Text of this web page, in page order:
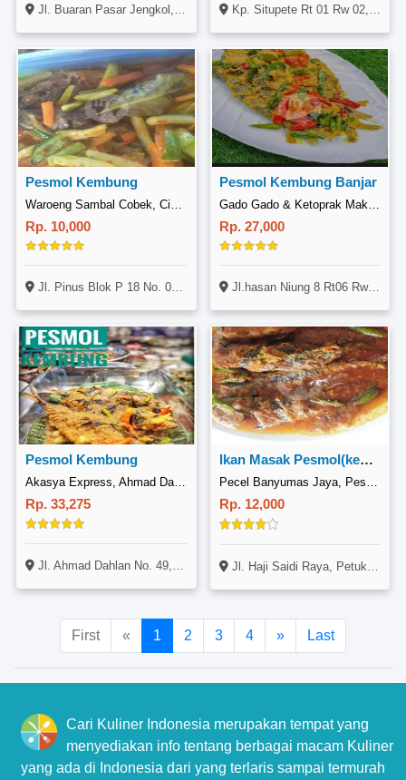
Jl. Buaran Pasar Jengkol, Babakan, Setu, Tangerang Kp. Situpete Rt 01 Rw 02, Kel. Sukadamai, Kec. Tanah Sareal
Pesmol Kembung
Waroeng Sambal Cobek, Cibitung
Rp. 10,000
Jl. Pinus Blok P 18 No. 07, Cibitung, Bekasi
Pesmol Kembung Banjar
Gado Gado & Ketoprak Mak Yayah, Tanah Baru Beji
Rp. 27,000
Jl.hasan Niung 8 Rt06 Rw02 ( Di Dalam Pemancingan Bang Nur Kholis) Kel Tanah Baru Kec.baji Depok
Pesmol Kembung
Akasya Express, Ahmad Dahlan
Rp. 33,275
Jl. Ahmad Dahlan No. 49, Pondok Indah, Jakarta
Ikan Masak Pesmol(kembung / Bandeng)
Pecel Banyumas Jaya, Pesanggrahan
Rp. 12,000
Jl. Haji Saidi Raya, Petukangan Selatan, Pesanggrahan, Jakarta
First « 1 2 3 4 » Last
Cari Kuliner Indonesia merupakan tempat yang
menyediakan info tentang berbagai macam Kuliner
yang ada di Indonesia dari yang terlaris sampai termurah